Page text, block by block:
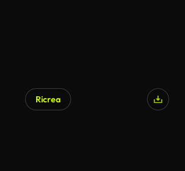
Ricrea